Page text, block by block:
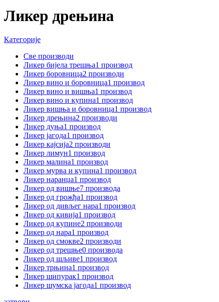
Ликер дрењина
Категорије
Све производи
Ликер бијела трешња1 производ
Ликер боровница2 производи
Ликер вино и боровница1 производ
Ликер вино и вишња1 производ
Ликер вино и купина1 производ
Ликер вишња и боровница1 производ
Ликер дрењина2 производи
Ликер дуња1 производ
Ликер јагода1 производ
Ликер кајсија2 производи
Ликер лимун1 производ
Ликер малина1 производ
Ликер мурва и купина1 производ
Ликер наранџа1 производ
Ликер од вишње7 производа
Ликер од грожђа1 производ
Ликер од дивљег нара1 производ
Ликер од кивија1 производ
Ликер од купине2 производи
Ликер од нара1 производ
Ликер од смокве2 производи
Ликер од трешње0 производа
Ликер од шљиве1 производ
Ликер трњина1 производ
Ликер шипурак1 производ
Ликер шумска јагода1 производ